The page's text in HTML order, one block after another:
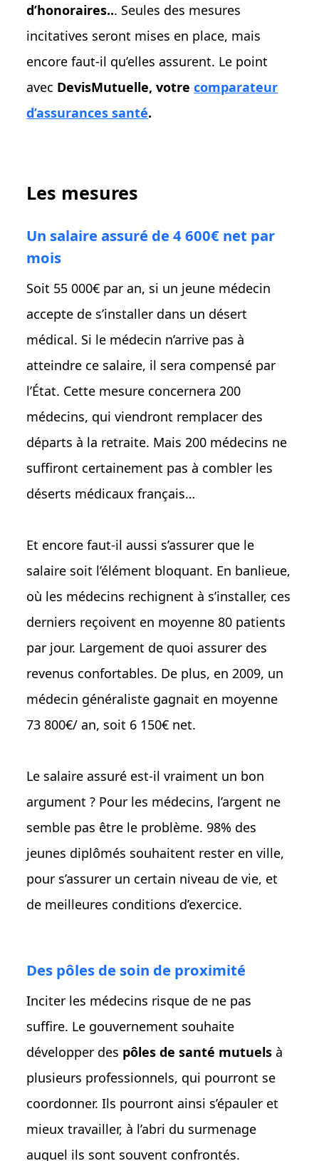
d’honoraires... Seules des mesures
incitatives seront mises en place, mais
encore faut-il qu’elles assurent. Le point
avec DevisMutuelle, votrecomparateur
d’assurances santé.
Les mesures
Un salaire assuré de 4 600€ net par
mois
Soit 55 000€ par an, si un jeune médecin
accepte de s’installer dans un désert
médical. Si le médecin n’arrive pas à
atteindre ce salaire, il sera compensé par
l’État. Cette mesure concernera 200
médecins, qui viendront remplacer des
départs à la retraite. Mais 200 médecins ne
suffiront certainement pas à combler les
déserts médicaux français…
Et encore faut-il aussi s’assurer que le
salaire soit l’élément bloquant. En banlieue,
où les médecins rechignent à s’installer, ces
derniers reçoivent en moyenne 80 patients
par jour. Largement de quoi assurer des
revenus confortables. De plus, en 2009, un
médecin généraliste gagnait en moyenne
73 800€/ an, soit 6 150€ net.
Le salaire assuré est-il vraiment un bon
argument ? Pour les médecins, l’argent ne
semble pas être le problème. 98% des
jeunes diplômés souhaitent rester en ville,
pour s’assurer un certain niveau de vie, et
de meilleures conditions d’exercice.
Des pôles de soin de proximité
Inciter les médecins risque de ne pas
suffire. Le gouvernement souhaite
développer des pôles de santé mutuels à
plusieurs professionnels, qui pourront se
coordonner. Ils pourront ainsi s’épauler et
mieux travailler, à l’abri du surmenage
auquel ils sont souvent confrontés.